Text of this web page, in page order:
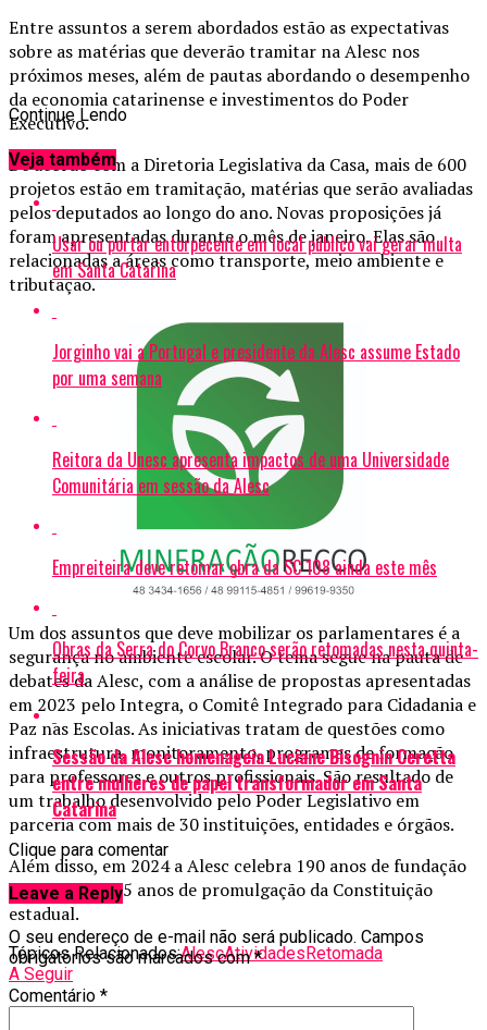
Entre assuntos a serem abordados estão as expectativas
sobre as matérias que deverão tramitar na Alesc nos
próximos meses, além de pautas abordando o desempenho
da economia catarinense e investimentos do Poder
Executivo.
De acordo com a Diretoria Legislativa da Casa, mais de 600
projetos estão em tramitação, matérias que serão avaliadas
pelos deputados ao longo do ano. Novas proposições já
foram apresentadas durante o mês de janeiro. Elas são
relacionadas a áreas como transporte, meio ambiente e
tributação.
Um dos assuntos que deve mobilizar os parlamentares é a
segurança no ambiente escolar. O tema segue na pauta de
debates da Alesc, com a análise de propostas apresentadas
em 2023 pelo Integra, o Comitê Integrado para Cidadania e
Paz nas Escolas. As iniciativas tratam de questões como
infraestrutura, monitoramento, programas de formação
para professores e outros profissionais. São resultado de
um trabalho desenvolvido pelo Poder Legislativo em
parceria com mais de 30 instituições, entidades e órgãos.
Além disso, em 2024 a Alesc celebra 190 anos de fundação
e também os 35 anos de promulgação da Constituição
estadual.
Tópicos Relacionados:AlescAtividades Retomada
A Seguir
Título eleitoral pode ser regularizado até 8 de maio
Continue Lendo
Veja também
Usar ou portar entorpecente em local público vai gerar multa
em Santa Catarina
Jorginho vai a Portugal e presidente da Alesc assume Estado
por uma semana
Reitora da Unesc apresenta impactos de uma Universidade
Comunitária em sessão da Alesc
Empreiteira deve retomar obra da SC 108 ainda este mês
Obras da Serra do Corvo Branco serão retomadas nesta quinta-
feira
Sessão da Alesc homenageia Luciane Bisognin Ceretta
entre mulheres de papel transformador em Santa
Catarina
Clique para comentar
Leave a Reply
O seu endereço de e-mail não será publicado. Campos
obrigatórios são marcados com*
Comentário *